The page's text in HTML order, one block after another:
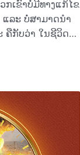
ກເຂົາບໍ່ມີທາງແກ້ໄຂ
ແລະ ບໍ່ສາມາດນໍາ
ຄືກັບວ່າ ໃນຊີວິດ
ຮູ້ຈັກຢ່າງສົມບູນ
ຂອງພວກເຂົາເອງ,
ຄົນທີ່ຮັບການ
ກເຂົາຍຶດໝັ້ນໃນ
ງສາສະໜາ ແລະ
ງພວກເຂົາເອງ.
ນໍາໃຊ້ “ພອນ
ເວົ້າວ່າ ພວກເຂົາ
າຢ່າງແທ້ຈິງ ຫຼື
ໄປພ້ອມໆກັນ; ພວກ
ຂົາ. ພວກເຂົາສືບຕໍ່
ງຊີວິດຢູ່ເພື່ອຄວາມຈິງ